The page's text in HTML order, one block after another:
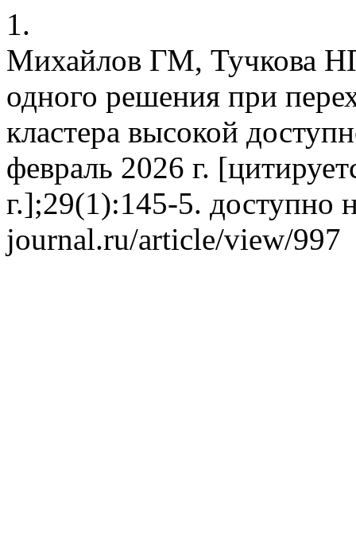
1.
Михайлов ГМ, Тучкова
одного решения при
кластера высокой
февраль 2026 г.
г.];29(1):145-5. доступно
journal.ru/article/view/997